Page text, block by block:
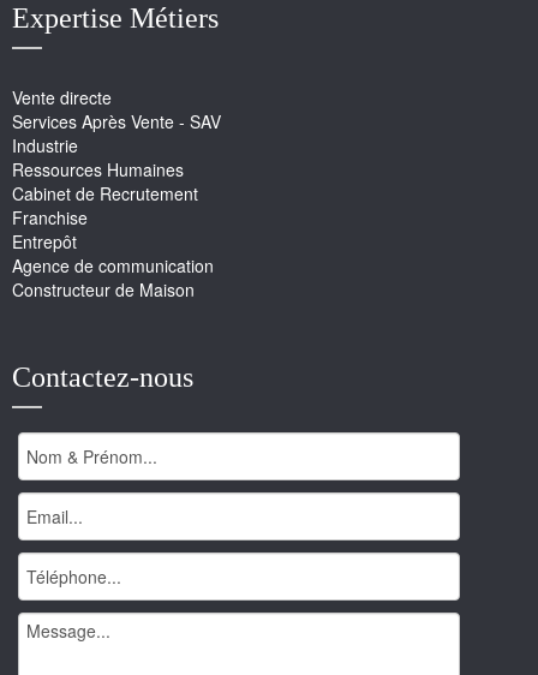
Expertise Métiers
Vente directe
Services Après Vente - SAV
Industrie
Ressources Humaines
Cabinet de Recrutement
Franchise
Entrepôt
Agence de communication
Constructeur de Maison
Contactez-nous